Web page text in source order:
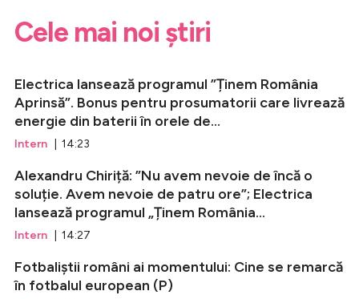
Cele mai noi știri
Electrica lansează programul ”Ținem România
Aprinsă”. Bonus pentru prosumatorii care livrează
energie din baterii în orele de...
Intern | 14:23
Alexandru Chiriță: ”Nu avem nevoie de încă o
soluție. Avem nevoie de patru ore”; Electrica
lansează programul „Ținem România...
Intern | 14:27
Fotbaliștii români ai momentului: Cine se remarcă
în fotbalul european (P)